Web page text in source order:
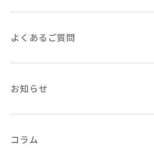
よくあるご質問
お知らせ
コラム